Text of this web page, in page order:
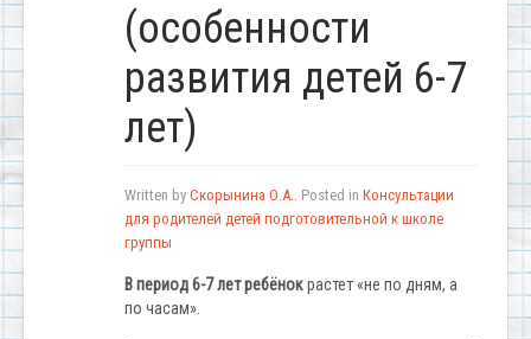
(особенности
развития детей 6-7
лет)
Written by Скорынина О.А.. Posted in Консультации
для родителей детей подготовительной к школе
группы
В период 6-7 лет ребёнокрастет «не по дням, а
по часам».